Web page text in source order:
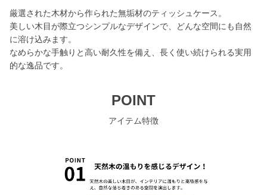
厳選された木材から作られた無垢材のティッシュケース。
美しい木目が際立つシンプルなデザインで、どんな空間にも自然
に溶け込みます。
なめらかな手触りと高い耐久性を備え、長く使い続けられる実用
的な逸品です。
POINT
アイテム特徴